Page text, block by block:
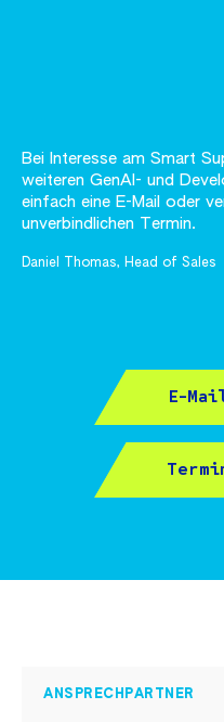
Bei Interesse am Smart
weiteren GenAI- und
einfach eine E-Mail oder
unverbindlichen Termin.
Daniel Thomas, Head of Sales
E-
ANSPRECHPARTNER